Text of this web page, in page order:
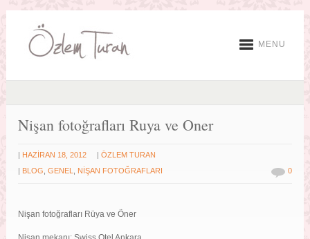
MENU
Nişan fotoğrafları Ruya ve Oner
| HAZIRAN 18, 2012 |ÖZLEM TURAN
| BLOG ,GENEL NIŞAN FOTOĞRAFLARI 0
Nişan fotoğrafları Rüya ve Öner